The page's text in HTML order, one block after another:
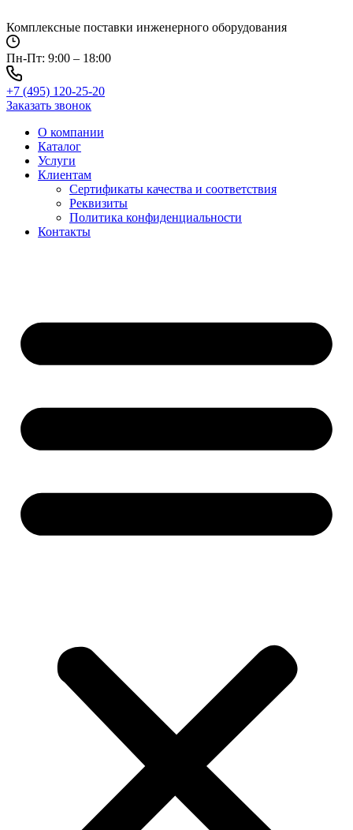
к
содержимому
Комплексные поставки инженерного оборудования
Пн-Пт: 9:00 – 18:00
+7 (495) 120-25-20
Заказать звонок
О компании
Каталог
Услуги
Клиентам
Сертификаты качества и соответствия
Реквизиты
Политика конфиден­циальности
Контакты